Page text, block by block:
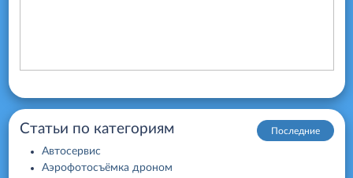
Последние
Статьи по категориям
Автосервис
Аэрофотосъёмка дроном